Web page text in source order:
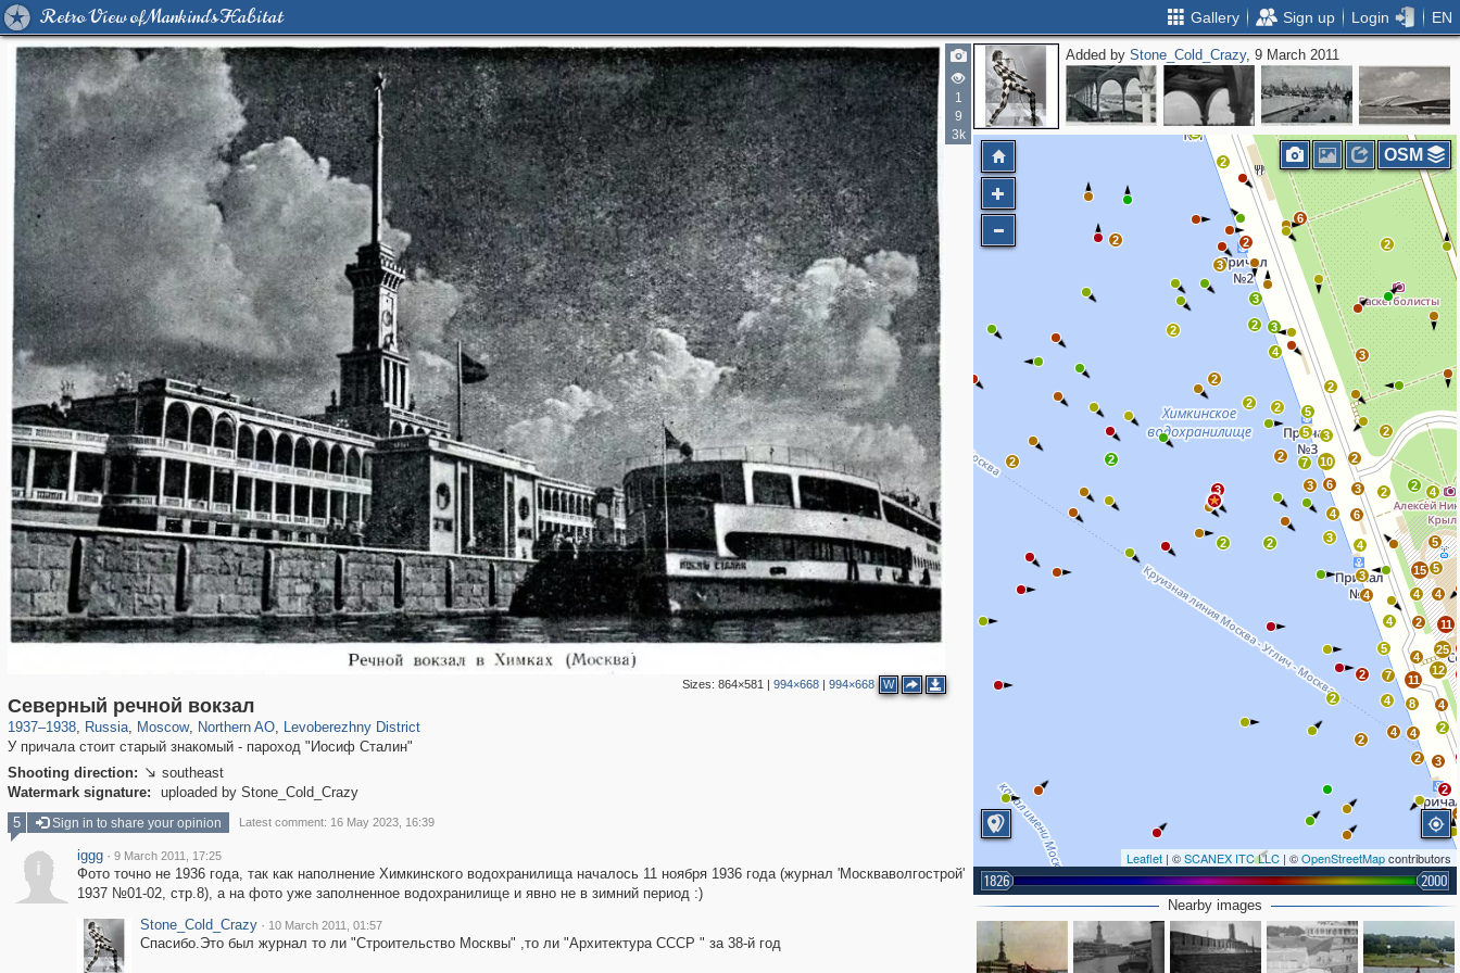
Retro View of Mankind's Habitat Gallery Sign up Login EN
1
9
3k
Sizes: 864×581 | 994×668| 994×668 W
Северный речной вокзал
1937–1938, Russia
1,407,131 29,248
, Moscow
319,878 8,286
, Northern AO
22,544 598
, Levoberezhny District
У причала стоит старый знакомый - пароход "Иосиф Сталин"
Shooting direction:  southeast
Watermark signature:
uploaded by Stone_Cold_Crazy
Added byStone_Cold_Crazy, 9 March 2011
2 2
3
2
2
2
5
2
3
4 2
4
25
12
11
4
7
11
2
4
4
5
2
2
4 8
4
2
3
2
3 6
4
6
3
4
2
5
4
2
3
2
10
2
5
4
15
4
6
2
3
4
2
3
5
5
2 7
2 2
2
2 2 3
3
2
3
2
2
2
Leaflet | ©SCANEX ITC LLC | ©OpenStreetMapcontributors
1826 2000
OSM
Nearby images
5 Sign in to share your opinion Latest comment: 16 May 2023, 16:39
i
iggg · 9 March 2011, 17:25
Фото точно не 1936 года, так как наполнение Химкинского водохранилища началось 11 ноября 1936 года (журнал 'Москваволгострой'
1937 №01-02, стр.8), а на фото уже заполненное водохранилище и явно не в зимний период :)
Stone_Cold_Crazy · 10 March 2011, 01:57
Спасибо.Это был журнал то ли "Строительство Москвы" ,то ли "Архитектура СССР " за 38-й год